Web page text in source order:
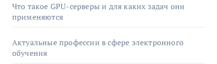
Что такое GPU-серверы и для каких задач они
применяются
Актуальные профессии в сфере электронного
обучения